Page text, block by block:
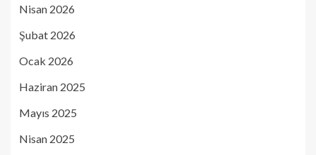
Nisan 2026
Şubat 2026
Ocak 2026
Haziran 2025
Mayıs 2025
Nisan 2025